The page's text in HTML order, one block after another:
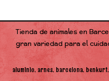
Tienda de animales en
gran variedad para el
aluminio arnes barcelona benkurt